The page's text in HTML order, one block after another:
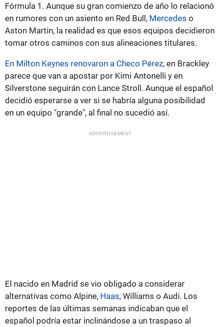
Fórmula 1. Aunque su gran comienzo de año lo relacionó
en rumores con un asiento en Red Bull, Mercedes o
Aston Martin, la realidad es que esos equipos decidieron
tomar otros caminos con sus alineaciones titulares.
En Milton Keynes renovaron a Checo Pérez, en Brackley
parece que van a apostar por Kimi Antonelli y en
Silverstone seguirán con Lance Stroll. Aunque el español
decidió esperarse a ver si se habría alguna posibilidad
en un equipo "grande", al final no sucedió así.
ADVERTISEMENT
El nacido en Madrid se vio obligado a considerar
alternativas como Alpine, Haas, Williams o Audi. Los
reportes de las últimas semanas indicaban que el
español podría estar inclinándose a un traspaso al